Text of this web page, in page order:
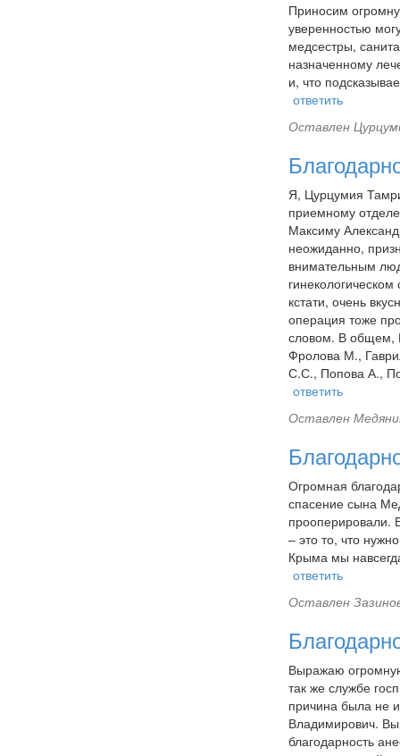
Приносим
уверенностью
медсестры,
назначенному
и, что
ответить
Оставлен
Я, Цурцумия
приемному
Максиму
неожиданно,
внимательным
кстати, очень
операция тоже
словом. В общем,
Фролова М.,
С.С., Попова А.,
ответить
Оставлен
Огромная
спасение сына
прооперировали.
– это то, что
Крыма мы
ответить
Оставлен
Выражаю
так же службе
причина была не
Владимирович.
благодарность